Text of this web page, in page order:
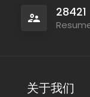
28421
关于我们